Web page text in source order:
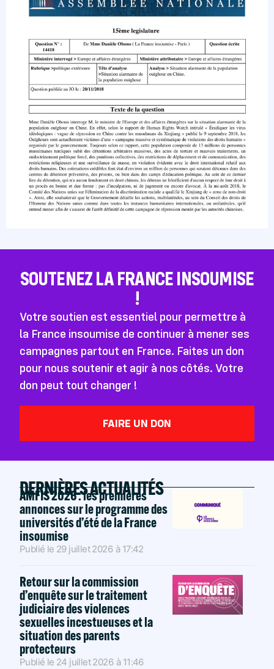
SOUTENEZ LA FRANCE INSOUMISE
!
Votre soutien est essentiel pour permettre à
la France insoumise de continuer à mener ses
campagnes partout en France. Faites un don
pour nous soutenir et agir à nos côtés. Votre
don peut tout changer !
FAIRE UN DON
DERNIÈRES ACTUALITÉS
AMFIS 2026 : les premières
annonces sur le programme des
universités d’été de la France
insoumise
Publié le 29 juillet 2026 à 17:42
Retour sur la commission
d’enquête sur le traitement
judiciaire des violences
sexuelles incestueuses et la
situation des parents
protecteurs
Publié le 24 juillet 2026 à 11:46